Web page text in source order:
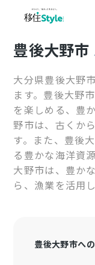
豊後大野市
大分県豊後大野
ます。豊後大野
を楽しめる、豊
野市は、古くか
す。また、豊後
る豊かな海洋資
大野市は、豊か
ら、漁業を活用
豊後大野市へ